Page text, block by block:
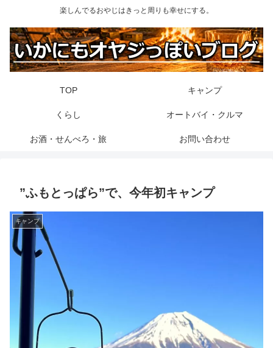
楽しんでるおやじはきっと周りも幸せにする。
TOP キャンプ
くらし オートバイ・クルマ
お酒・せんべろ・旅 お問い合わせ
”ふもとっぱら”で、今年初キャンプ
キャンプ